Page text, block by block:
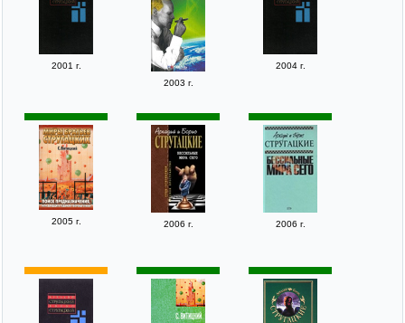
2001 г.
2003 г.
2004 г.
2005 г. 2006 г. 2006 г.